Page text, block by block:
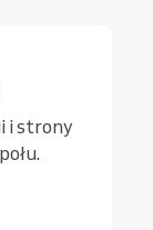
i strony